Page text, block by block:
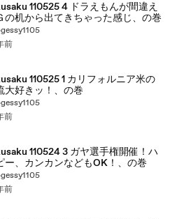
110525 4 ドラえもんが間違え
の机から出てきちゃった感じ、の巻
前
110525 1 カリフォルニア米の
大好きッ！、の巻
前
110524 3 ガヤ選手権開催！ハ
ー、カンカンなどもOK！、の巻
前